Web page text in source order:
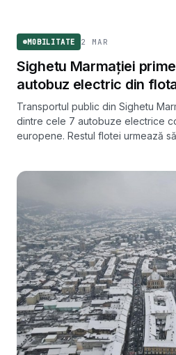
MOBILITATE 2 MAR
Sighetu Marmației
autobuz electric din
Transportul public din Sighetu
dintre cele 7 autobuze electrice
europene. Restul flotei urmează